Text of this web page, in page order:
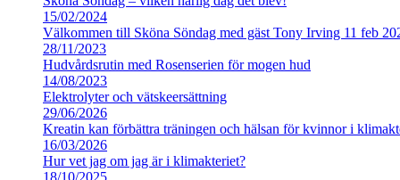
15/02/2024
Välkommen till Sköna Söndag med gäst Tony Irving 11 feb
28/11/2023
Hudvårdsrutin med Rosenserien för mogen hud
14/08/2023
Elektrolyter och vätskeersättning
29/06/2026
Kreatin kan förbättra träningen och hälsan för kvinnor i
16/03/2026
Hur vet jag om jag är i klimakteriet?
18/10/2025